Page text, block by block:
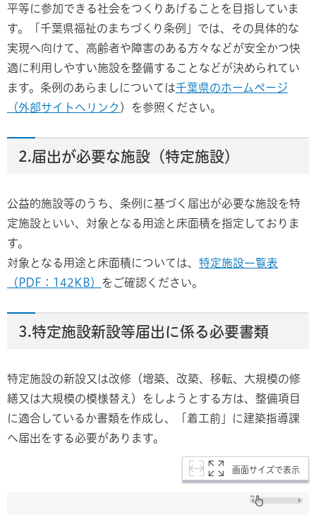
平等に参加できる社会をつくりあげることを目指していま
す。「千葉県福祉のまちづくり条例」では、その具体的な
実現へ向けて、高齢者や障害のある方々などが安全かつ快
適に利用しやすい施設を整備することなどが決められてい
ます。条例のあらましについては千葉県のホームページ
（外部サイトへリンク ）を参照ください。
2.届出が必要な施設（特定施設）
公益的施設等のうち、条例に基づく届出が必要な施設を特
定施設といい、対象となる用途と床面積を指定しておりま
す。
対象となる用途と床面積については、 特定施設一覧表
（PDF：142KB） をご確認ください。
3.特定施設新設等届出に係る必要書類
特定施設の新設又は改修（増築、改築、移転、大規模の修
繕又は大規模の模様替え）をしようとする方は、整備項目
に適合しているか書類を作成し、「着工前」に建築指導課
へ届出をする必要があります。
画面サイズで表示